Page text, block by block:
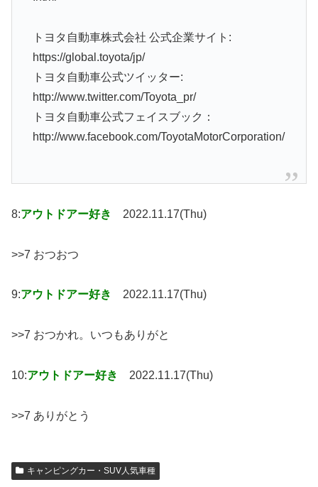
トヨタ自動車株式会社 公式企業サイト:
https://global.toyota/jp/
トヨタ自動車公式ツイッター:
http://www.twitter.com/Toyota_pr/
トヨタ自動車公式フェイスブック：
http://www.facebook.com/ToyotaMotorCorporation/
8:アウトドアー好き 2022.11.17(Thu)
>>7 おつおつ
9:アウトドアー好き 2022.11.17(Thu)
>>7 おつかれ。いつもありがと
10:アウトドアー好き 2022.11.17(Thu)
>>7 ありがとう
キャンピングカー・SUV人気車種